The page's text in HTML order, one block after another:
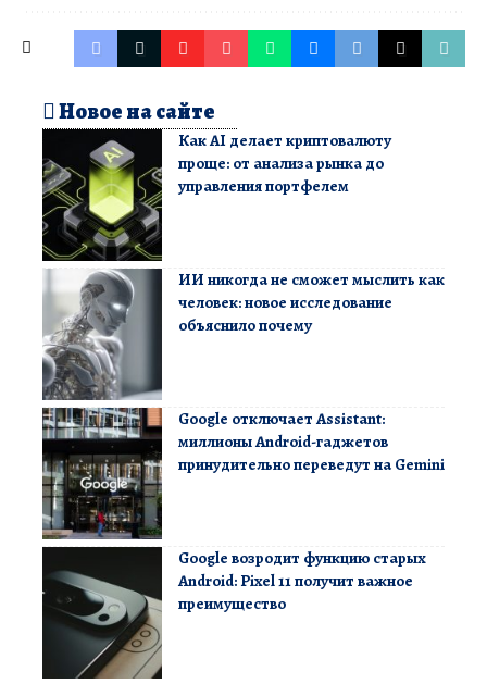
Новое на сайте
Как AI делает криптовалюту
проще: от анализа рынка до
управления портфелем
ИИ никогда не сможет мыслить как
человек: новое исследование
объяснило почему
Google отключает Assistant:
миллионы Android-гаджетов
принудительно переведут на Gemini
Google возродит функцию старых
Android: Pixel 11 получит важное
преимущество